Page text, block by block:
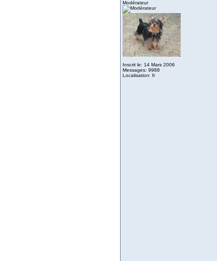
Modérateur
Inscrit le: 14 Mars 2006
Messages: 9988
Localisation: fr